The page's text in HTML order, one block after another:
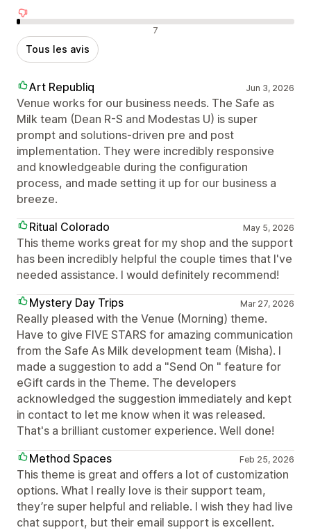
Avis négatifs 7
Tous les avis
Art Republiq Jun 3, 2026
Venue works for our business needs. The Safe as
Milk team (Dean R-S and Modestas U) is super
prompt and solutions-driven pre and post
implementation. They were incredibly responsive
and knowledgeable during the configuration
process, and made setting it up for our business a
breeze.
Ritual Colorado
May 5, 2026
This theme works great for my shop and the support
has been incredibly helpful the couple times that I've
needed assistance. I would definitely recommend!
Mystery Day Trips
Mar 27, 2026
Really pleased with the Venue (Morning) theme.
Have to give FIVE STARS for amazing communication
from the Safe As Milk development team (Misha). I
made a suggestion to add a "Send On " feature for
eGift cards in the Theme. The developers
acknowledged the suggestion immediately and kept
in contact to let me know when it was released.
That's a brilliant customer experience. Well done!
Method Spaces
Feb 25, 2026
This theme is great and offers a lot of customization
options. What I really love is their support team,
they’re super helpful and reliable. I wish they had live
chat support, but their email support is excellent.